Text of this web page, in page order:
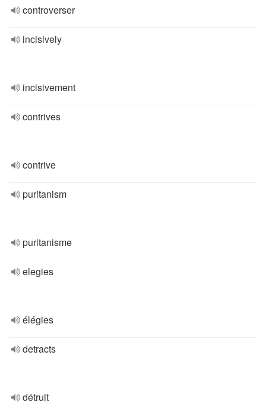
controverser
incisively
incisivement
contrives
contrive
puritanism
puritanisme
elegies
élégies
detracts
détruit